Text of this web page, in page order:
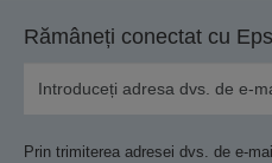
Rămâneți conectat cu
Prin trimiterea adresei dvs. de e-